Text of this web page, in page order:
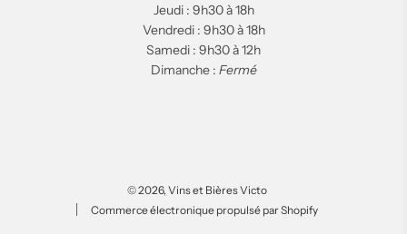
Jeudi : 9h30 à 18h
Vendredi : 9h30 à 18h
Samedi : 9h30 à 12h
Dimanche : Fermé
© 2026, Vins et Bières Victo
Commerce électronique propulsé par Shopify